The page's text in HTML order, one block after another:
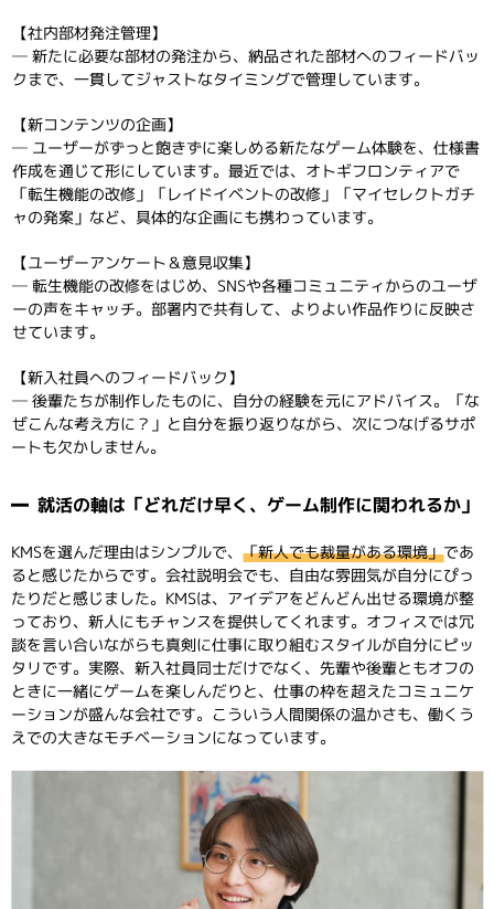
【社内部材発注管理】
─ 新たに必要な部材の発注から、納品された部材へのフィードバッ
クまで、一貫してジャストなタイミングで管理しています。
【新コンテンツの企画】
─ ユーザーがずっと飽きずに楽しめる新たなゲーム体験を、仕様書
作成を通じて形にしています。最近では、オトギフロンティアで
「転生機能の改修」「レイドイベントの改修」「マイセレクトガチ
ャの発案」など、具体的な企画にも携わっています。
【ユーザーアンケート＆意見収集】
─ 転生機能の改修をはじめ、SNSや各種コミュニティからのユーザ
ーの声をキャッチ。部署内で共有して、よりよい作品作りに反映さ
せています。
【新入社員へのフィードバック】
─ 後輩たちが制作したものに、自分の経験を元にアドバイス。「な
ぜこんな考え方に？」と自分を振り返りながら、次につなげるサポ
ートも欠かしません。
就活の軸は「どれだけ早く、ゲーム制作に関われるか」
KMSを選んだ理由はシンプルで、「新人でも裁量がある環境」であ
ると感じたからです。会社説明会でも、自由な雰囲気が自分にぴっ
たりだと感じました。KMSは、アイデアをどんどん出せる環境が整
っており、新人にもチャンスを提供してくれます。オフィスでは冗
談を言い合いながらも真剣に仕事に取り組むスタイルが自分にピッ
タリです。実際、新入社員同士だけでなく、先輩や後輩ともオフの
ときに一緒にゲームを楽しんだりと、仕事の枠を超えたコミュニケ
ーションが盛んな会社です。こういう人間関係の温かさも、働くう
えでの大きなモチベーションになっています。